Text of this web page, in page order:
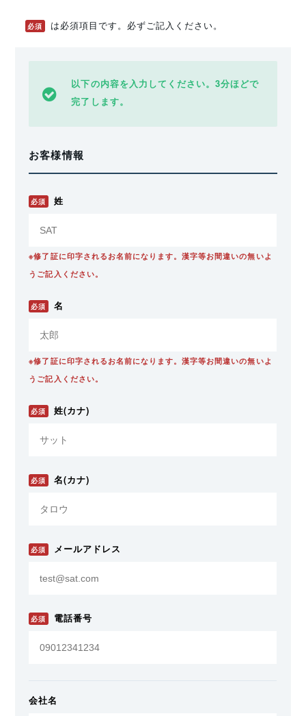
必須 は必須項目です。必ずご記入ください。
以下の内容を入力してください。3分ほどで
完了します。
お客様情報
必須 姓
※修了証に印字されるお名前になります。漢字等お間違いの無いよ
うご記入ください。
必須 名
※修了証に印字されるお名前になります。漢字等お間違いの無いよ
うご記入ください。
必須 姓(カナ)
必須 名(カナ)
必須 メールアドレス
必須 電話番号
会社名